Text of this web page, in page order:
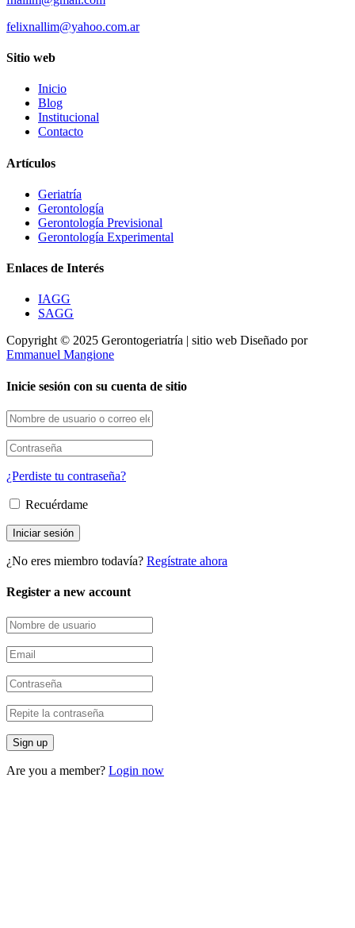
felixnallim@yahoo.com.ar
Sitio web
Inicio
Blog
Institucional
Contacto
Artículos
Geriatría
Gerontología
Gerontología Previsional
Gerontología Experimental
Enlaces de Interés
IAGG
SAGG
Copyright © 2025 Gerontogeriatría | sitio web Diseñado por
Emmanuel Mangione
Inicie sesión con su cuenta de sitio
¿Perdiste tu contraseña?
Recuérdame
¿No eres miembro todavía? Regístrate ahora
Register a new account
Are you a member? Login now